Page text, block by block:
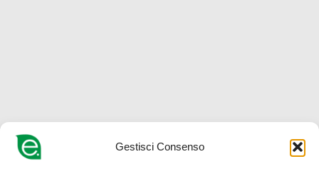
Gestisci Consenso